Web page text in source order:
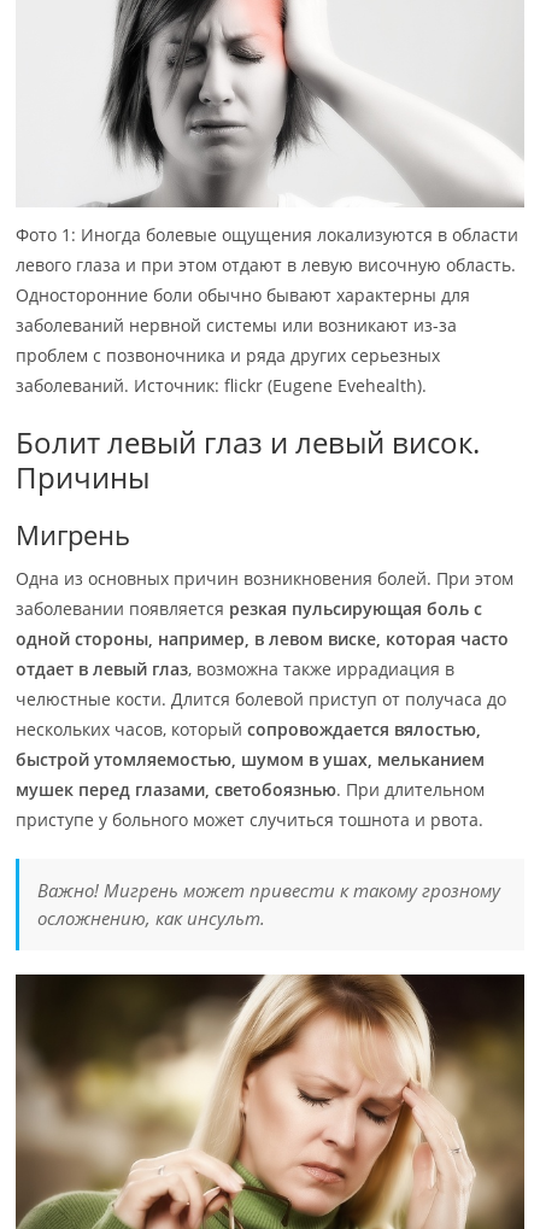
Фото 1: Иногда болевые ощущения локализуются в области
левого глаза и при этом отдают в левую височную область.
Односторонние боли обычно бывают характерны для
заболеваний нервной системы или возникают из-за
проблем с позвоночника и ряда других серьезных
заболеваний. Источник: flickr (Eugene Evehealth).
Болит левый глаз и левый висок.
Причины
Мигрень
Одна из основных причин возникновения болей. При этом
заболевании появляется резкая пульсирующая боль с
одной стороны, например, в левом виске, которая часто
отдает в левый глаз, возможна также иррадиация в
челюстные кости. Длится болевой приступ от получаса до
нескольких часов, которыйсопровождается вялостью,
быстрой утомляемостью, шумом в ушах, мельканием
мушек перед глазами, светобоязнью. При длительном
приступе у больного может случиться тошнота и рвота.
Важно! Мигрень может привести к такому грозному
осложнению, как инсульт.